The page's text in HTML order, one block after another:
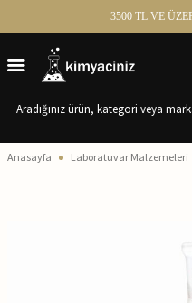
3500 TL VE
Anasayfa Laboratuvar Malzemeleri